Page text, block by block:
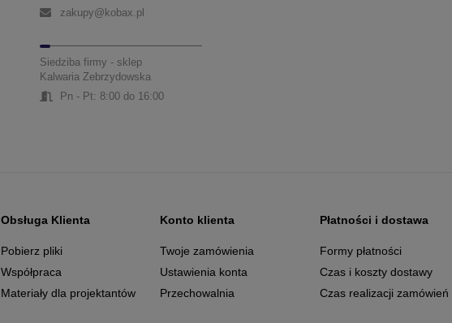
zakupy@kobax.pl
Siedziba firmy - sklep
Kalwaria Zebrzydowska
Pn - Pt: 8:00 do 16:00
Obsługa Klienta
Pobierz pliki
Współpraca
Materiały dla projektantów
Konto klienta
Twoje zamówienia
Ustawienia konta
Przechowalnia
Płatności i dostawa
Formy płatności
Czas i koszty dostawy
Czas realizacji zamówień